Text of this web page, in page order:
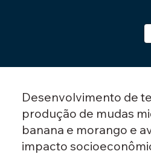
Desenvolvimento de
produção de mudas
banana e morango e
impacto